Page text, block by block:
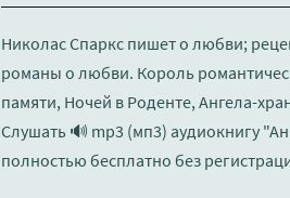
Николас Спаркс пишет о любви;
романы о любви. Король
памяти, Ночей в Роденте, Ангела-
Слушать 🔊 mp3 (мп3) аудиокнигу
полностью бесплатно без